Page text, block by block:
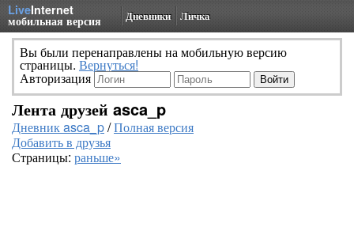
LiveInternet
мобильная версия Дневники Личка
Вы были перенаправлены на мобильную версию
страницы. Вернуться!
Авторизация
Лента друзей asca_p
Дневник asca_p/Полная версия
Добавить в друзья
Страницы: раньше»